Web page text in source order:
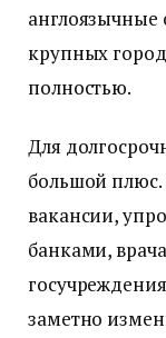
крупных
полностью.
Для
большой
вакансии,
банками,
заметно